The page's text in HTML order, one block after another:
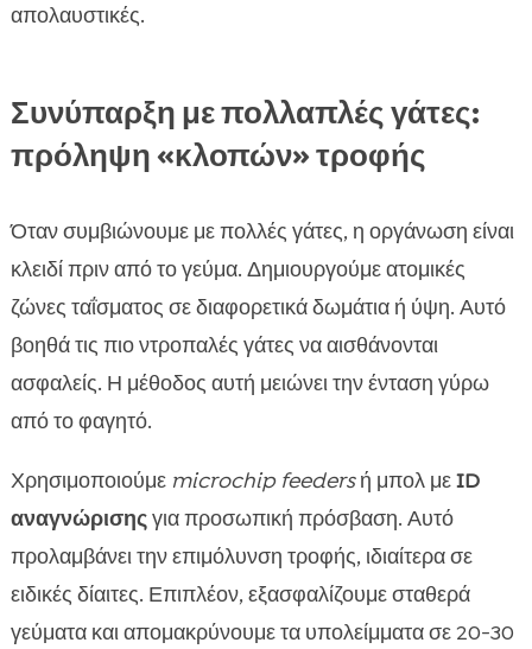
απολαυστικές.
Συνύπαρξη με πολλαπλές γάτες:
πρόληψη «κλοπών» τροφής
Όταν συμβιώνουμε με πολλές γάτες, η οργάνωση είναι
κλειδί πριν από το γεύμα. Δημιουργούμε ατομικές
ζώνες ταΐσματος σε διαφορετικά δωμάτια ή ύψη. Αυτό
βοηθά τις πιο ντροπαλές γάτες να αισθάνονται
ασφαλείς. Η μέθοδος αυτή μειώνει την ένταση γύρω
από το φαγητό.
Χρησιμοποιούμε microchip feedersή μπολ μεID
αναγνώρισηςγια προσωπική πρόσβαση. Αυτό
προλαμβάνει την επιμόλυνση τροφής, ιδιαίτερα σε
ειδικές δίαιτες. Επιπλέον, εξασφαλίζουμε σταθερά
γεύματα και απομακρύνουμε τα υπολείμματα σε 20-30